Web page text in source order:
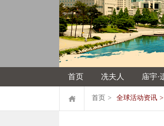
首页 冼夫人 庙宇·
首页 > 全球活动资讯 >